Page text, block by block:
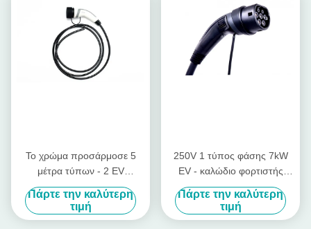
Το χρώμα προσάρμοσε 5
μέτρα τύπων - 2 EV
χρεώνοντας το επίπεδο
προστασίας καλωδίων 32A
IP67
Πάρτε την καλύτερη
τιμή
250V 1 τύπος φάσης 7kW
EV - καλώδιο φορτιστής
χρέωσης 2 δεμένος EV
Πάρτε την καλύτερη
τιμή